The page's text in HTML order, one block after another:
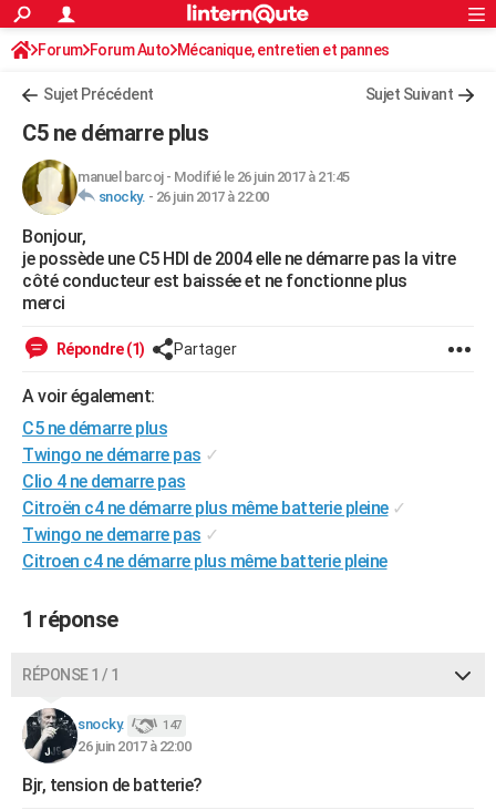
ACTUALITÉS
Politique
Société
Faits Divers
Education
Monde
Villes
+
FINANCE
Retraite
Impôts
Epargne
Immobilier
Risques naturels par ville
Banque
Assurance
Crédit
AUTO
Essais
Réserver un essai
Citadines
Berlines
SUV
Forum auto
+HIGH-TECH
Mobiles
Meilleur smartphone
Internet
Ordinateurs
Jeux vidéo
Guide high-tech
+BRICOLAGE
Forum
Aménagement intérieur
Extérieur
Cuisine
Salle de bains
Jardinage
Rangement
WEEK-END
LIFESTYLE
Art de vivre
Bien-être
Loisirs
Mode
Modes de vie
SANTE
Alimentation
Guide de la santé
Maladies
Médicaments
Sommeil
VOYAGE
Destinations
City break
Voyage nature
Voyage de noces
Forum
Climat
+PHOTO
GUIDES D'ACHAT
BONS PLANS
Dictionnaire
Biographies
Citations
Expressions
Proverbes
PROGRAMME TV
COPAINS D'AVANT
Rechercher
S'inscrire
Connexion
Forum Forum Auto Mécanique, entretien et pannes
Sujet Précédent Sujet Suivant
C5 ne démarre plus
manuel barcoj- Modifié le 26 juin 2017 à 21:45
snocky. - 26 juin 2017 à 22:00
Bonjour,
je possède une C5 HDI de 2004 elle ne démarre pas la vitre
côté conducteur est baissée et ne fonctionne plus
merci
Répondre (1) Partager
A voir également:
C5 ne démarre plus
Twingo ne démarre pas ✓
Clio 4 ne demarre pas
Citroën c4 ne démarre plus même batterie pleine ✓
Twingo ne demarre pas ✓
Citroen c4 ne démarre plus même batterie pleine
1 réponse
RÉPONSE 1 / 1
snocky. 147
26 juin 2017 à 22:00
Bjr, tension de batterie?